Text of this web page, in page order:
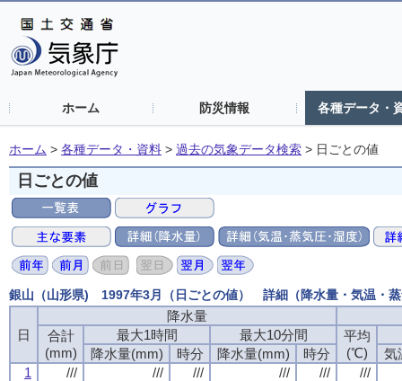
ホーム 防災情報 各種データ・
ホーム > 各種データ・資料 > 過去の気象データ検索 > 日ごとの値
日ごとの値
銀山（山形県) 1997年3月（日ごとの値） 詳細（降水量・気温・蒸
日
降水量
合計
(mm)
最大1時間 最大10分間
平均
(℃)
降水量(mm) 時分 降水量(mm) 時分
気
1
/// /// /// /// ///
///